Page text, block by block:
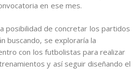
en ese mes.
posibilidad de concretar los partidos
buscando, se exploraría la
con los futbolistas para realizar
y así seguir diseñando el